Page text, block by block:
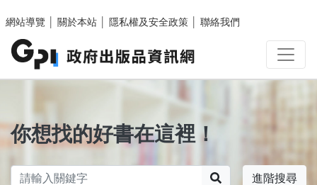
網站導覽
關於本站 隱私權及安全政策 聯絡我們
你想找的好書在這裡！
進階搜尋